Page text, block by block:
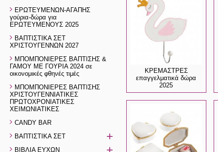
ΕΡΩΤΕΥΜΕΝΩΝ-ΑΓΑΠΗΣ
γούρια-δώρα για
ΕΡΩΤΕΥΜΕΝΟΥΣ 2025
ΒΑΠΤΙΣΤΙΚΑ ΣΕΤ
ΧΡΙΣΤΟΥΓΕΝΝΩΝ 2027
ΜΠΟΜΠΟΝΙΕΡΕΣ ΒΑΠΤΙΣΗΣ &
ΓΑΜΟΥ ΜΕ ΓΟΥΡΙΑ 2024 σε
οικονομικές φθηνές τιμές
ΜΠΟΜΠΟΝΙΕΡΕΣ ΒΑΠΤΙΣΗΣ
ΧΡΙΣΤΟΥΓΕΝΝΙΑΤΙΚΕΣ
ΠΡΩΤΟΧΡΟΝΙΑΤΙΚΕΣ
ΧΕΙΜΩΝΙΑΤΙΚΕΣ
CANDY BAR
ΒΑΠΤΙΣΤΙΚΑ ΣΕΤ
+
ΒΙΒΛΙΑ ΕΥΧΩΝ
ΚΡΕΜΑΣΤΡΕΣ
επαγγελματικά δώρα
2025